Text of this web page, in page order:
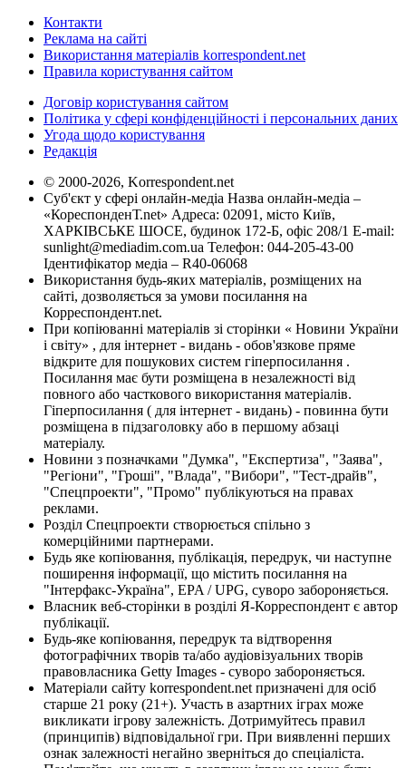
Контакти
Реклама на сайті
Використання матеріалів korrespondent.net
Правила користування сайтом
Договір користування сайтом
Політика у сфері конфіденційності і персональних даних
Угода щодо користування
Редакція
© 2000-2026, Korrespondent.net
Суб'єкт у сфері онлайн-медіа Назва онлайн-медіа –
«КореспонденТ.net» Адреса: 02091, місто Київ,
ХАРКІВСЬКЕ ШОСЕ, будинок 172-Б, офіс 208/1 E-mail:
sunlight@mediadim.com.ua Телефон: 044-205-43-00
Ідентифікатор медіа – R40-06068
Використання будь-яких матеріалів, розміщених на
сайті, дозволяється за умови посилання на
Корреспондент.net.
При копіюванні матеріалів зі сторінки « Новини України
і світу» , для інтернет - видань - обов'язкове пряме
відкрите для пошукових систем гіперпосилання .
Посилання має бути розміщена в незалежності від
повного або часткового використання матеріалів.
Гіперпосилання ( для інтернет - видань) - повинна бути
розміщена в підзаголовку або в першому абзаці
матеріалу.
Новини з позначками "Думка", "Експертиза", "Заява",
"Регіони", "Гроші", "Влада", "Вибори", "Тест-драйв",
"Спецпроекти", "Промо" публікуються на правах
реклами.
Розділ Спецпроекти створюється спільно з
комерційними партнерами.
Будь яке копіювання, публікація, передрук, чи наступне
поширення інформації, що містить посилання на
"Інтерфакс-Україна", EPA / UPG, суворо забороняється.
Власник веб-сторінки в розділі Я-Корреспондент є автор
публікації.
Будь-яке копіювання, передрук та відтворення
фотографічних творів та/або аудіовізуальних творів
правовласника Getty Images - суворо забороняється.
Матеріали сайту korrespondent.net призначені для осіб
старше 21 року (21+). Участь в азартних іграх може
викликати ігрову залежність. Дотримуйтесь правил
(принципів) відповідальної гри. При виявленні перших
ознак залежності негайно зверніться до спеціаліста.